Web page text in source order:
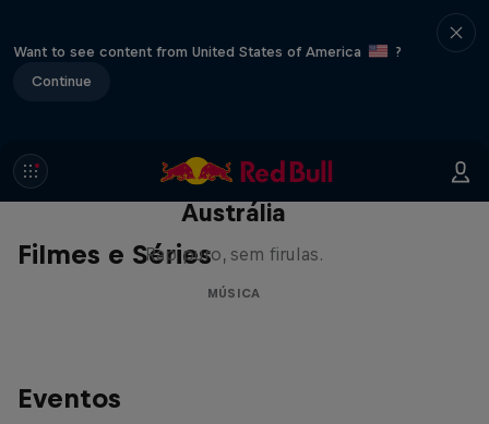
Want to see content from United States of America
?
Continue
Filmes e Séries
Austrália
Rap puro, sem firulas.
MÚSICA
Eventos